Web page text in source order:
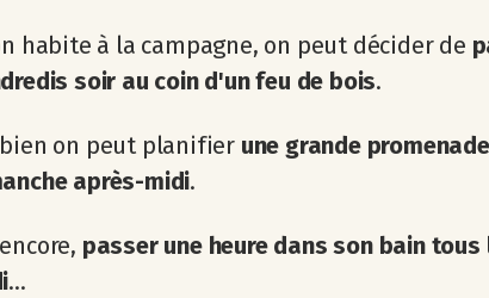
habite à la campagne, on peut décider de
soir au coin d'un feu de bois.
on peut planifier une grande
après-midi.
passer une heure dans son bain
...